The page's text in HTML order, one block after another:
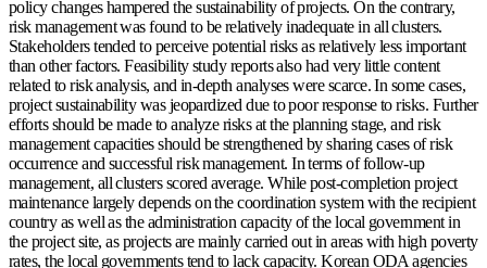
policy changes hampered the sustainability of projects. On the contrary,
risk management was found to be relatively inadequate in all clusters.
Stakeholders tended to perceive potential risks as relatively less important
than other factors. Feasibility study reports also had very little content
related to risk analysis, and in-depth analyses were scarce. In some cases,
project sustainability was jeopardized due to poor response to risks. Further
efforts should be made to analyze risks at the planning stage, and risk
management capacities should be strengthened by sharing cases of risk
occurrence and successful risk management. In terms of follow-up
management, all clusters scored average. While post-completion project
maintenance largely depends on the coordination system with the recipient
country as well as the administration capacity of the local government in
the project site, as projects are mainly carried out in areas with high poverty
rates, the local governments tend to lack capacity. Korean ODA agencies